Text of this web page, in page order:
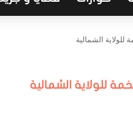
الشمالية
للولاية الشمالية